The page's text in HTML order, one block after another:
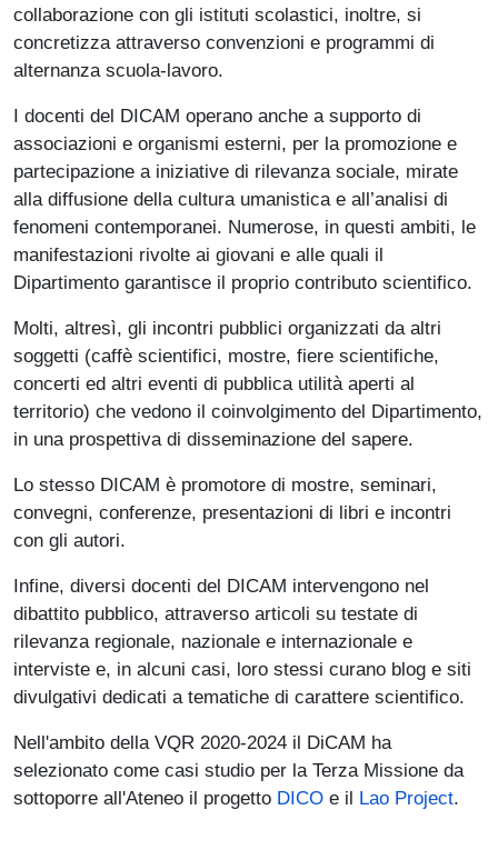
collaborazione con gli istituti scolastici, inoltre, si
concretizza attraverso convenzioni e programmi di
alternanza scuola-lavoro.
I docenti del DICAM operano anche a supporto di
associazioni e organismi esterni, per la promozione e
partecipazione a iniziative di rilevanza sociale, mirate
alla diffusione della cultura umanistica e all’analisi di
fenomeni contemporanei. Numerose, in questi ambiti, le
manifestazioni rivolte ai giovani e alle quali il
Dipartimento garantisce il proprio contributo scientifico.
Molti, altresì, gli incontri pubblici organizzati da altri
soggetti (caffè scientifici, mostre, fiere scientifiche,
concerti ed altri eventi di pubblica utilità aperti al
territorio) che vedono il coinvolgimento del Dipartimento,
in una prospettiva di disseminazione del sapere.
Lo stesso DICAM è promotore di mostre, seminari,
convegni, conferenze, presentazioni di libri e incontri
con gli autori.
Infine, diversi docenti del DICAM intervengono nel
dibattito pubblico, attraverso articoli su testate di
rilevanza regionale, nazionale e internazionale e
interviste e, in alcuni casi, loro stessi curano blog e siti
divulgativi dedicati a tematiche di carattere scientifico.
Nell'ambito della VQR 2020-2024 il DiCAM ha
selezionato come casi studio per la Terza Missione da
sottoporre all'Ateneo il progetto DICO e il Lao Project.